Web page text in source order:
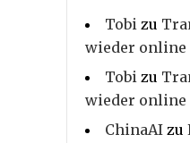
Tobi zu
wieder online
Tobi zu
wieder online
ChinaAI zu